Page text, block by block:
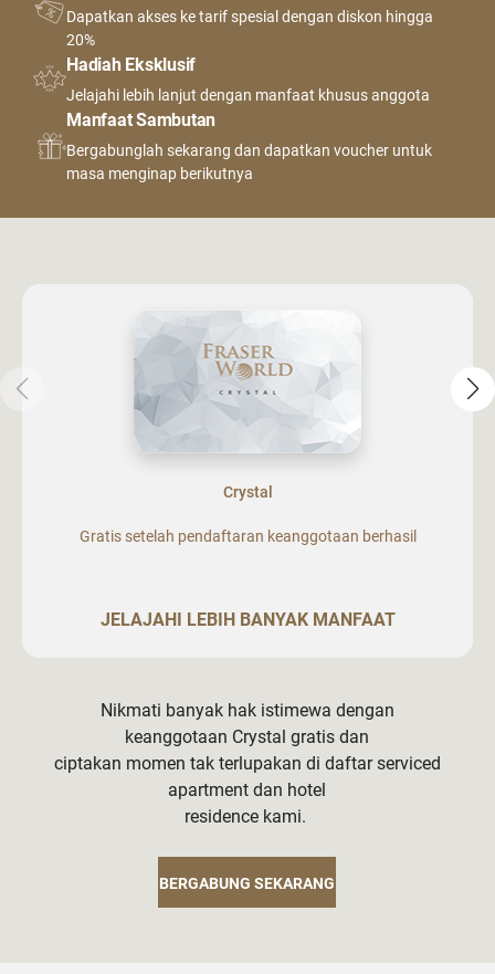
Dapatkan akses ke tarif spesial dengan diskon hingga
20%
Hadiah Eksklusif
Jelajahi lebih lanjut dengan manfaat khusus anggota
Manfaat Sambutan
Bergabunglah sekarang dan dapatkan voucher untuk
masa menginap berikutnya
Crystal
Gratis setelah pendaftaran keanggotaan berhasil
JELAJAHI LEBIH BANYAK MANFAAT
Nikmati banyak hak istimewa dengan
keanggotaan Crystal gratis dan
ciptakan momen tak terlupakan di daftar serviced
apartment dan hotel
residence kami.
BERGABUNG SEKARANG